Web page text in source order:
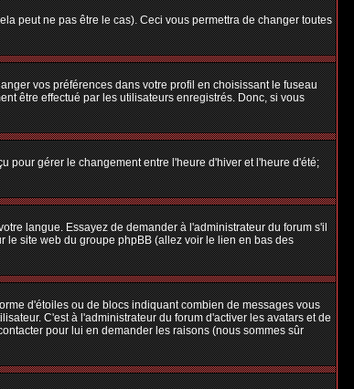
peut ne pas être le cas). Ceci vous permettra de changer toutes
vos préférences dans votre profil en choisissant le fuseau
être effectué par les utilisateurs enregistrés. Donc, si vous
pour gérer le changement entre l'heure d'hiver et l'heure d'été;
langue. Essayez de demander à l'administrateur du forum s'il
le site web du groupe phpBB (allez voir le lien en bas des
d'étoiles ou de blocs indiquant combien de messages vous
C'est à l'administrateur du forum d'activer les avatars et de
pour lui en demander les raisons (nous sommes sûr